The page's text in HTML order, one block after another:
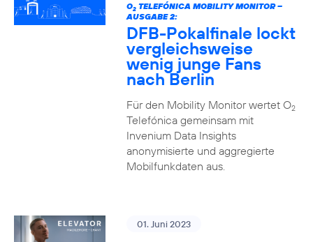
O2TELEFÓNICA MOBILITY MONITOR –
AUSGABE 2:
DFB-Pokalfinale lockt
vergleichsweise
wenig junge Fans
nach Berlin
Für den Mobility Monitor wertet O2
Telefónica gemeinsam mit
Invenium Data Insights
anonymisierte und aggregierte
Mobilfunkdaten aus.
01. Juni 2023